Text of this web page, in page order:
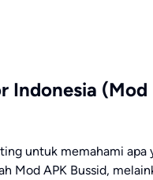
Indonesia (Mod
untuk memahami apa
Mod APK Bussid,